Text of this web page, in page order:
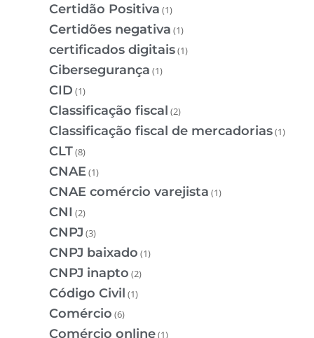
Certidão Positiva (1)
Certidões negativa (1)
certificados digitais(1)
Cibersegurança (1)
CID (1)
Classificação fiscal (2)
Classificação fiscal de mercadorias(1)
CLT(8)
CNAE(1)
CNAE comércio varejista (1)
CNI (2)
CNPJ (3)
CNPJ baixado (1)
CNPJ inapto (2)
Código Civil (1)
Comércio (6)
Comércio online(1)